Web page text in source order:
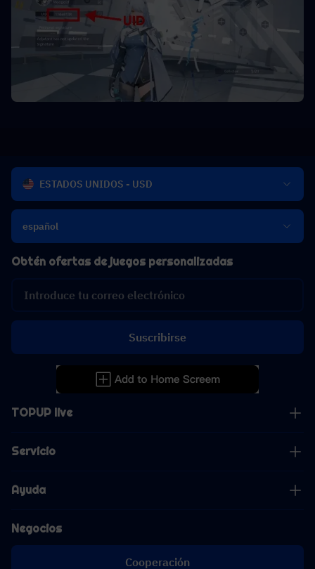
ESTADOS UNIDOS - USD
español
TOPUP live
Servicio
Ayuda
Negocios
Cooperación
Obtén ofertas de juegos personalizadas
Suscribirse